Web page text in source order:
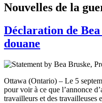
Nouvelles de la
Déclaration de
douane
Ottawa (Ontario) – Le 5
pour voir à ce que l’annonce
travailleurs et des travailleuses